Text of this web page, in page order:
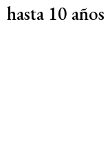
hasta 10 años